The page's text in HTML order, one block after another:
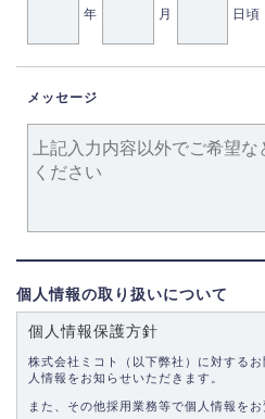
年 月 日頃
メッセージ
個人情報の取り扱いについて
個人情報保護方針
株式会社ミコト（以下弊社）に対する
人情報をお知らせいただきます。
また、その他採用業務等で個人情報を